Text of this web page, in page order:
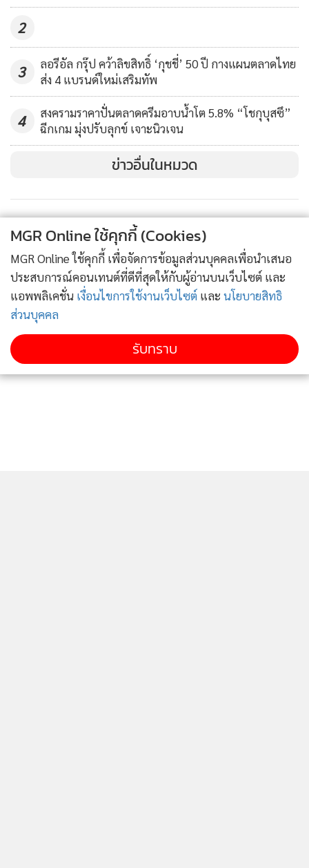
พร้อมส่งเสริมผู้ประกอบการ ด้วยการมอบแพลตฟอร์มและพื้นที่
นำเสนอธุรกิจ รวมถึงเป็นตัวกลางในการรวบรวมเครือข่ายใน
อุตสาหกรรมโลจิสติกส์และอินทราโลจิสติกส์จากทั่วโลก ซึ่งนับว่า
เป็นกุญแจสำคัญที่จะประตูสู่การลงทุนในเอเชียตะวันออกเฉียง
ใต้ คาดว่ามีมูลค่าการซื้อขายในการเจรจาทางธุรกิจไม่ต่ำกว่า 400
2
3
ลอรีอัล กรุ๊ป คว้าลิขสิทธิ์ ‘กุชชี่’ 50 ปี กางแผนตลาดไทย
ส่ง 4 แบรนด์ใหม่เสริมทัพ
4
สงครามราคาปั่นตลาดครีมอาบน้ำโต 5.8% “โชกุบุสซึ”
ฉีกเกม มุ่งปรับลุกข์ เจาะนิวเจน
ข่าวอื่นในหมวด
MGR Online ใช้คุกกี้ (Cookies)
MGR Online ใช้คุกกี้ เพื่อจัดการข้อมูลส่วนบุคคลเพื่อนำเสนอ
ประสบการณ์คอนเทนต์ที่ดีที่สุดให้กับผู้อ่านบนเว็บไซต์ และ
แอพพลิเคชั่น เงื่อนไขการใช้งานเว็บไซต์ และ นโยบายสิทธิ
ส่วนบุคคล
รับทราบ